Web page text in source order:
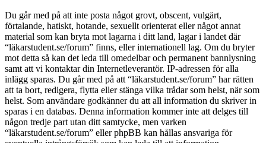
Du går med på att inte posta något grovt, obscent, vulgärt,
förtalande, hatiskt, hotande, sexuellt orienterat eller något annat
material som kan bryta mot lagarna i ditt land, lagar i landet där
“läkarstudent.se/forum” finns, eller internationell lag. Om du bryter
mot detta så kan det leda till omedelbar och permanent bannlysning
samt att vi kontaktar din Internetleverantör. IP-adressen för alla
inlägg sparas. Du går med på att “läkarstudent.se/forum” har rätten
att ta bort, redigera, flytta eller stänga vilka trådar som helst, när som
helst. Som användare godkänner du att all information du skriver in
sparas i en databas. Denna information kommer inte att delges till
någon tredje part utan ditt samtycke, men varken
“läkarstudent.se/forum” eller phpBB kan hållas ansvariga för